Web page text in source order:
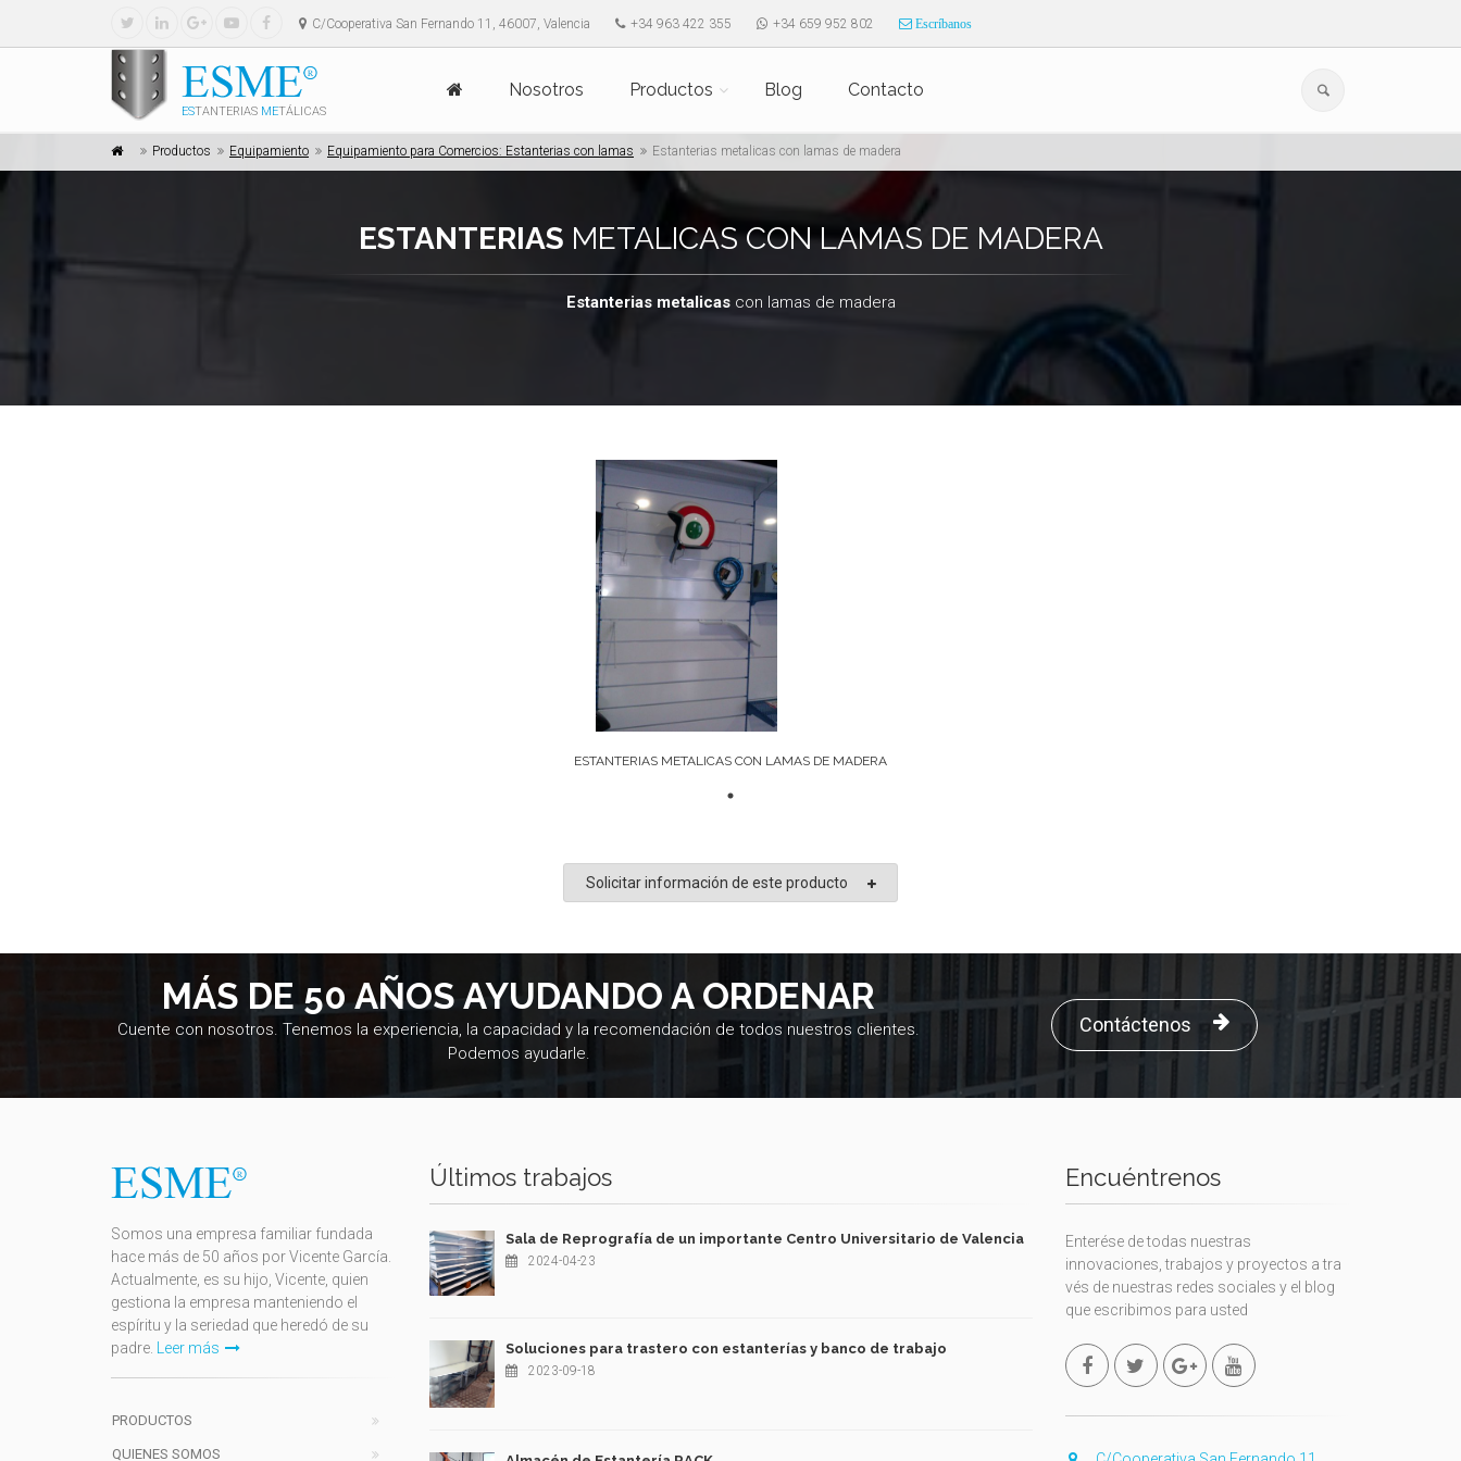
C/Cooperativa San Fernando 11, 46007, Valencia +34 963 422 355 +34 659 952 802 Escríbanos
ESTANTERIAS METÁLICAS
Nosotros Productos Blog Contacto
Productos Equipamiento Equipamiento para Comercios: Estanterias con lamas Estanterias metalicas con lamas de madera
ESTANTERIAS METALICAS CON LAMAS DE MADERA
Estanterias metalicascon lamas de madera
ESTANTERIAS METALICAS CON LAMAS DE MADERA
Solicitar información de este producto
MÁS DE 50 AÑOS AYUDANDO A ORDENAR
Cuente con nosotros. Tenemos la experiencia, la capacidad y la recomendación de todos nuestros clientes.
Podemos ayudarle.
Contáctenos
Somos una empresa familiar fundada
hace más de 50 años por Vicente García.
Actualmente, es su hijo, Vicente, quien
gestiona la empresa manteniendo el
espíritu y la seriedad que heredó de su
padre.
Leer más
PRODUCTOS
QUIENES SOMOS
Últimos trabajos
Sala de Reprografía de un importante Centro Universitario de Valencia
2024-04-23
Soluciones para trastero con estanterías y banco de trabajo
2023-09-18
Encuéntrenos
Enterése de todas nuestras
innovaciones, trabajos y proyectos a tra
vés de nuestras redes sociales y el blog
que escribimos para usted